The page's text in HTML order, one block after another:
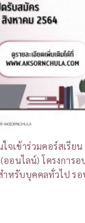
จเข้าร่วมคอร์สเรียน
อนไลน์) โครงการอ
ำหรับบุคคลทั่วไป รอ